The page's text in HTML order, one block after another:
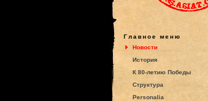
Главное меню
Новости
История
К 80-летию Победы
Структура
Personalia